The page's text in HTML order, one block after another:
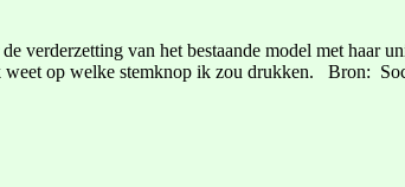
verderzetting van het bestaande model met haar
weet op welke stemknop ik zou drukken. Bron: